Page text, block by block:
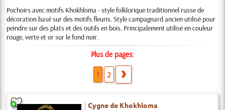
Pochoirs avec motifs Khokhloma - style folklorique traditionnel russe de
décoration basé sur des motifs fleuris. Style campagnard ancien utilisé pour
peindre sur des plats et des outils en bois. Principalement utilisé en couleur
rouge, verte et or sur le fond noir.
Plus de pages:
1 2
Cygne de Khokhloma